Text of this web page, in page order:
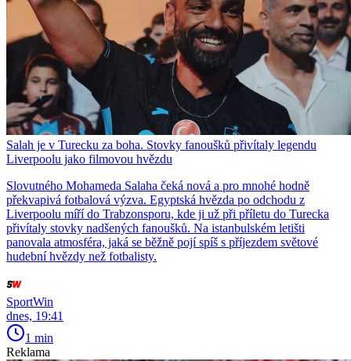
Salah je v Turecku za boha. Stovky fanoušků přivítaly legendu
Liverpoolu jako filmovou hvězdu
Slovutného Mohameda Salaha čeká nová a pro mnohé hodně
překvapivá fotbalová výzva. Egyptská hvězda po odchodu z
Liverpoolu míří do Trabzonsporu, kde ji už při příletu do Turecka
přivítaly stovky nadšených fanoušků. Na istanbulském letišti
panovala atmosféra, jaká se běžně pojí spíš s příjezdem světové
hudební hvězdy než fotbalisty.
SportWin
dnes, 19:41
1 min
Reklama